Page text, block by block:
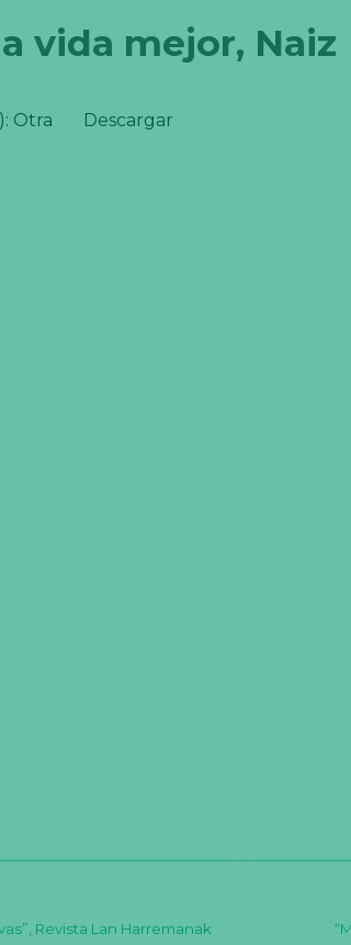
vida mejor, Naiz
Otra
Descargar
Revista Lan Harremanak